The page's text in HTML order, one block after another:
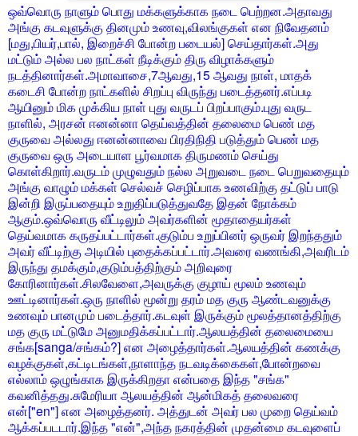
ஒவ்வொரு நாளும் பொது மக்களுக்காக நடை பெற்றன.அதாவது
அங்கு கடவுளுக்கு தினமும் உணவு,விலங்குகள் என நிவேதனம்
[மது,பியர்,பால், இறைச்சி போன்ற படையல்] செய்தார்கள்.அது
மட்டும் அல்ல பல நாட்கள் நீடிக்கும் திரு விழாக்களும்
நடத்தினார்கள்.அமாவாசை,7ஆவது,15 ஆவது நாள், மாதக்
கடைசி போன்ற நாட்களில் சிறப்பு விருந்து படைத்தனர்.எப்படி
ஆயினும் மிக முக்கிய நாள் புது வருடப் பிறப்பாகும்.புது வருட
நாளில், அரசன் ஈனன்னா தெய்வத்தின் தலைமை பெண் மத
குருவை அல்லது ஈனன்னாவை பிரதிநிதி படுத்தும் பெண் மத
குருவை ஒரு அடையாள பூர்வமாக திருமணம் செய்து
கொள்கிறார்.வருடம் முழுவதும் நல்ல அறுவடை நடை பெறுவதையும்
அங்கு வாழும் மக்கள் செல்வச் செழிப்பாக உணவிற்கு தட்டுப் பாடு
இன்றி இருப்பதையும் உறுதிப்படுத்துவதே இதன் நோக்கம்
ஆகும்.ஒவ்வொரு வீட்டிலும் அவர்களின் மூதாதையர்கள்
தெய்வமாக கருதப்பட்டார்கள்.குடும்ப உறுப்பினர் ஒருவர் இறந்ததும்
அவர் வீட்டிற்கு அடியில் புதைக்கப்பட்டார்.அவரை வணங்கி,அவரிடம்
இருந்து தமக்கும்,குடும்பத்திற்கும் அறிவுரை
கோரினார்கள்.சிலவேளை,அவருக்கு குழாய் மூலம் உணவும்
ஊட்டினார்கள்.ஒரு நாளில் மூன்று தரம் மத குரு ஆண்டவனுக்கு
உணவும் பானமும் படைத்தார்.கடவுள் இருக்கும் மூலத்தானத்திற்கு
மத குரு மட்டுமே அனுமதிக்கப்பட்டார்.ஆலயத்தின் தலைமையை
சங்க[sanga/சங்கம்?] என அழைத்தார்கள்.ஆலயத்தின் கணக்கு
வழக்குகள்,கட்டிடங்கள்,நாளாந்த நடவடிக்கைகள்,போன்றவை
எல்லாம் ஒழுங்காக இருக்கிறதா என்பதை இந்த "சங்க"
கவனித்தது.சுமேரியா ஆலயத்தின் ஆன்மிகத் தலைவரை
என்["en"] என அழைத்தனர். அத்துடன் அவர் பல முறை தெய்வம்
ஆக்கப்படடார்.இந்த "என்",அந்த நகரத்தின் முதன்மை கடவுளைப்